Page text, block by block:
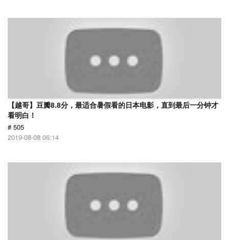
【越哥】豆瓣8.8分，最适合暑假看的日本电影，直到最后一分钟才
看明白！
# 505
2019-08-08 06:14